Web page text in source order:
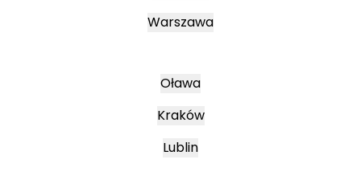
Warszawa
Oława
Kraków
Lublin